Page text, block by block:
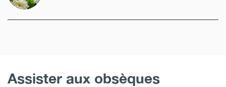
Assister aux obsèques